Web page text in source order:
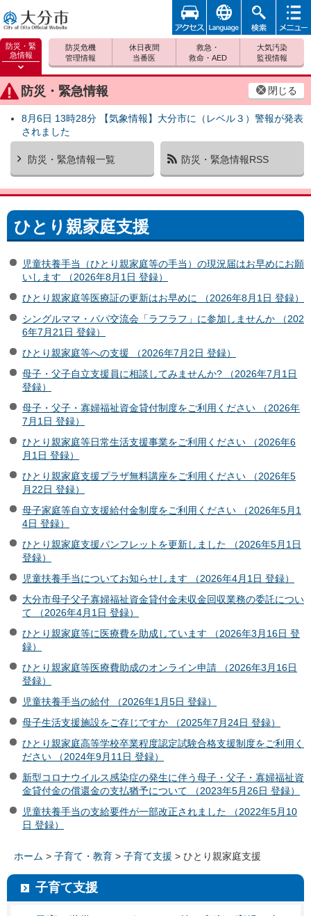
大分市
防災・緊
急情報
防災緊
急情報
を開く
防災・緊急情報 閉じる
8月6日 13時28分 【気象情報】大分市に（レベル３）警報が発表
されました
防災・緊急情報一覧 防災・緊急情報RSS
防災危機
管理情報
休日夜間
当番医
救急・
救命・AED
大気汚染
監視情報
アクセ
ス
foreign 検索
メニュ
ひとり親家庭支援
児童扶養手当（ひとり親家庭等の手当）の現況届はお早めにお願
いします （2026年8月1日 登録）
ひとり親家庭等医療証の更新はお早めに （2026年8月1日 登録）
シングルママ・パパ交流会「ラフラフ」に参加しませんか （202
6年7月21日 登録）
ひとり親家庭等への支援 （2026年7月2日 登録）
母子・父子自立支援員に相談してみませんか? （2026年7月1日
登録）
母子・父子・寡婦福祉資金貸付制度をご利用ください （2026年
7月1日 登録）
ひとり親家庭等日常生活支援事業をご利用ください （2026年6
月1日 登録）
ひとり親家庭支援プラザ無料講座をご利用ください （2026年5
月22日 登録）
母子家庭等自立支援給付金制度をご利用ください （2026年5月1
4日 登録）
ひとり親家庭支援パンフレットを更新しました （2026年5月1日
登録）
児童扶養手当についてお知らせします （2026年4月1日 登録）
大分市母子父子寡婦福祉資金貸付金未収金回収業務の委託につい
て （2026年4月1日 登録）
ひとり親家庭等に医療費を助成しています （2026年3月16日 登
録）
ひとり親家庭等医療費助成のオンライン申請 （2026年3月16日
登録）
児童扶養手当の給付 （2026年1月5日 登録）
母子生活支援施設をご存じですか （2025年7月24日 登録）
ひとり親家庭高等学校卒業程度認定試験合格支援制度をご利用く
ださい （2024年9月11日 登録）
新型コロナウイルス感染症の発生に伴う母子・父子・寡婦福祉資
金貸付金の償還金の支払猶予について （2023年5月26日 登録）
児童扶養手当の支給要件が一部改正されました （2022年5月10
日 登録）
ホーム > 子育て・教育 > 子育て支援 > ひとり親家庭支援
子育て支援